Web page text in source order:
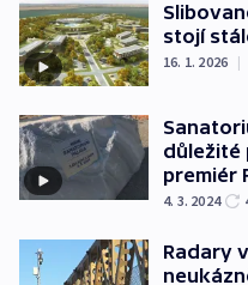
stojí
16. 1. 2026 |
důležité
premiér
4. 3. 2024
Radary